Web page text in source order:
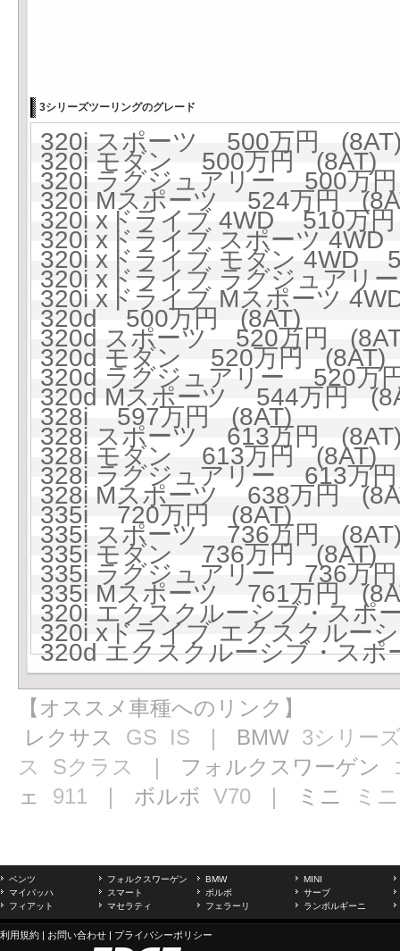
3シリーズツーリングのグレード
320i スポーツ 500万円
320i モダン 500万円 (8AT)
320i ラグジュアリー 500万
320i Mスポーツ 524万円
320i xドライブ 4WD 510万
320i xドライブ スポーツ
320i xドライブ モダン 4WD
320i xドライブ ラグジュア
320i xドライブ Mスポーツ
320d 500万円 (8AT)
320d スポーツ 520万円
320d モダン 520万円 (8AT)
320d ラグジュアリー 520万
320d Mスポーツ 544万円
328i 597万円 (8AT)
328i スポーツ 613万円
328i モダン 613万円 (8AT)
328i ラグジュアリー 613万
328i Mスポーツ 638万円
335i 720万円 (8AT)
335i スポーツ 736万円
335i モダン 736万円 (8AT)
335i ラグジュアリー 736万
335i Mスポーツ 761万円
320i エクスクルーシブ・ス
320i xドライブ エクスクルー
320d エクスクルーシブ・ス
【オススメ車種へのリンク】
レクサス GS IS ｜ BMW 3シリー
ス
Sクラス ｜ フォルクスワーゲン
ェ 911 ｜ ボルボ V70 ｜ ミニ ミニ
ベンツ フォルクスワーゲン BMW
MINI
マイバッハ
スマート ボルボ
サーブ
フィアット
マセラティ フェラーリ ランボルギーニ
利用規約 | お問い合わせ | プライバシーポリシー